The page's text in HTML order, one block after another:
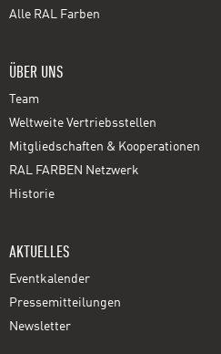
Alle RAL Farben
ÜBER UNS
Team
Weltweite Vertriebsstellen
Mitgliedschaften & Kooperationen
RAL FARBEN Netzwerk
Historie
AKTUELLES
Eventkalender
Pressemitteilungen
Newsletter